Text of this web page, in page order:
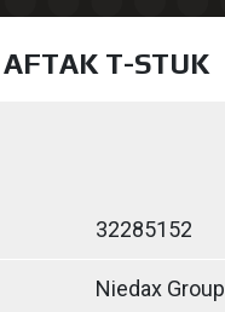
T-STUK
32285152
Niedax Group